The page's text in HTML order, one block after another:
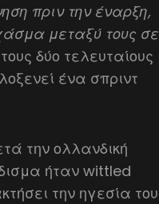
πριν την έναρξη,
μεταξύ τους σε
δύο τελευταίους
ένα σπριντ
την ολλανδική
ήταν wittled
την ηγεσία του